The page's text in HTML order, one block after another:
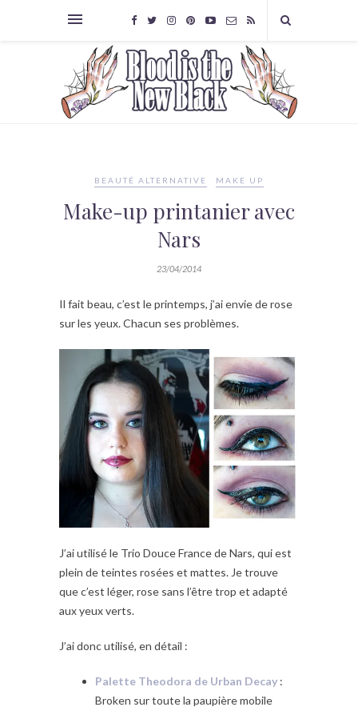
BEAUTÉ ALTERNATIVE MAKE UP
Make-up printanier avec
Nars
23/04/2014
Il fait beau, c’est le printemps, j’ai envie de rose
sur les yeux. Chacun ses problèmes.
J’ai utilisé le Trio Douce France de Nars, qui est
plein de teintes rosées et mattes. Je trouve
que c’est léger, rose sans l’être trop et adapté
aux yeux verts.
J’ai donc utilisé, en détail :
Palette Theodora de Urban Decay :
Broken sur toute la paupière mobile